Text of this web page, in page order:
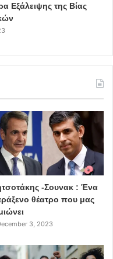
Εξάλειψης της Βίας
-Σουνακ : Ένα
θέατρο που μας
3, 2023